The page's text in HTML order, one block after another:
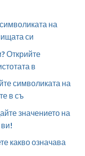
на
си
Открийте
в
символиката на
в съ
значението на
какво означава